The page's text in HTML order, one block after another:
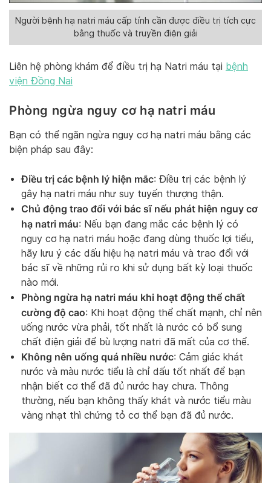
Người bệnh hạ natri máu cấp tính cần được điều trị tích cực
bằng thuốc và truyền điện giải
Liên hệ phòng khám để điều trị hạ Natri máu tại bệnh
viện Đồng Nai
Phòng ngừa nguy cơ hạ natri máu
Bạn có thể ngăn ngừa nguy cơ hạ natri máu bằng các
biện pháp sau đây:
Điều trị các bệnh lý hiện mắc: Điều trị các bệnh lý
gây hạ natri máu như suy tuyến thượng thận.
Chủ động trao đổi với bác sĩ nếu phát hiện nguy cơ
hạ natri máu: Nếu bạn đang mắc các bệnh lý có
nguy cơ hạ natri máu hoặc đang dùng thuốc lợi tiểu,
hãy lưu ý các dấu hiệu hạ natri máu và trao đổi với
bác sĩ về những rủi ro khi sử dụng bất kỳ loại thuốc
nào mới.
Phòng ngừa hạ natri máu khi hoạt động thể chất
cường độ cao: Khi hoạt động thể chất mạnh, chỉ nên
uống nước vừa phải, tốt nhất là nước có bổ sung
chất điện giải để bù lượng natri đã mất của cơ thể.
Không nên uống quá nhiều nước: Cảm giác khát
nước và màu nước tiểu là chỉ dấu tốt nhất để bạn
nhận biết cơ thể đã đủ nước hay chưa. Thông
thường, nếu bạn không thấy khát và nước tiểu màu
vàng nhạt thì chứng tỏ cơ thể bạn đã đủ nước.